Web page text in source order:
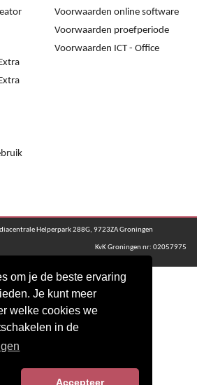
om je de beste ervaring
Je kunt meer
welke cookies we
in de
Accepteer
Voorwaarden online software
Voorwaarden proefperiode
Voorwaarden ICT - Office
Helperpark 288G, 9723ZA Groningen
KvK Groningen nr: 02057975